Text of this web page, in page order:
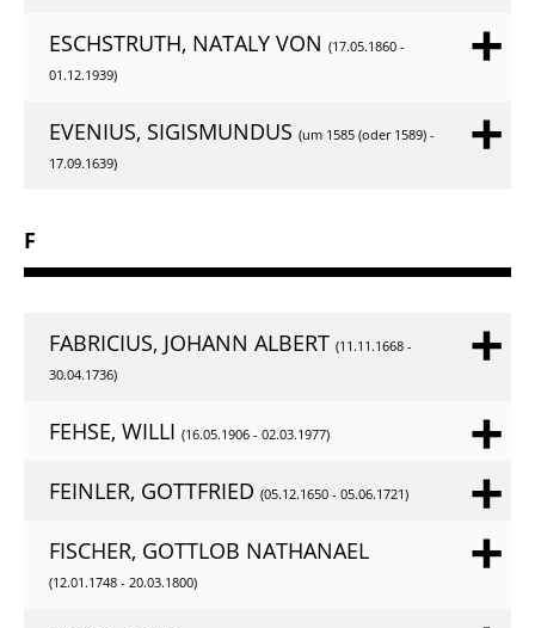
ESCHSTRUTH, NATALY VON (17.05.1860 -
01.12.1939)
EVENIUS, SIGISMUNDUS (um 1585 (oder 1589) -
17.09.1639)
F
FABRICIUS, JOHANN ALBERT (11.11.1668 -
30.04.1736)
FEHSE, WILLI (16.05.1906 - 02.03.1977)
FEINLER, GOTTFRIED (05.12.1650 - 05.06.1721)
FISCHER, GOTTLOB NATHANAEL
(12.01.1748 - 20.03.1800)